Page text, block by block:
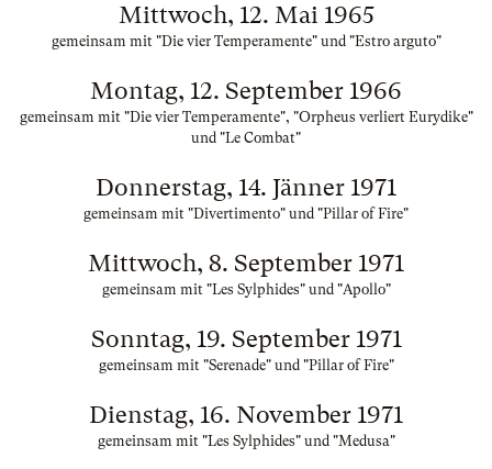
Mittwoch, 12. Mai 1965
gemeinsam mit "Die vier Temperamente" und "Estro arguto"
Montag, 12. September 1966
gemeinsam mit "Die vier Temperamente", "Orpheus verliert Eurydike"
und "Le Combat"
Donnerstag, 14. Jänner 1971
gemeinsam mit "Divertimento" und "Pillar of Fire"
Mittwoch, 8. September 1971
gemeinsam mit "Les Sylphides" und "Apollo"
Sonntag, 19. September 1971
gemeinsam mit "Serenade" und "Pillar of Fire"
Dienstag, 16. November 1971
gemeinsam mit "Les Sylphides" und "Medusa"